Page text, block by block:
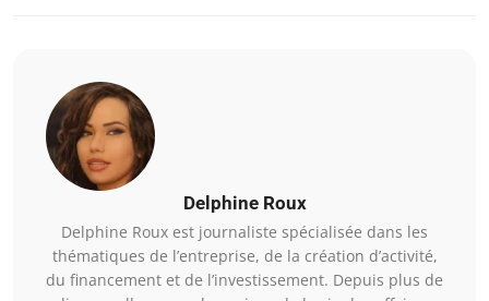
Delphine Roux
Delphine Roux est journaliste spécialisée dans les
thématiques de l’entreprise, de la création d’activité,
du financement et de l’investissement. Depuis plus de